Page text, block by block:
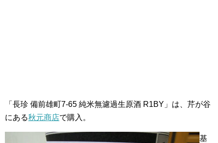
「長珍 備前雄町7-65 純米無濾過生原酒 R1BY」は、芹が谷
にある秋元商店で購入。
基